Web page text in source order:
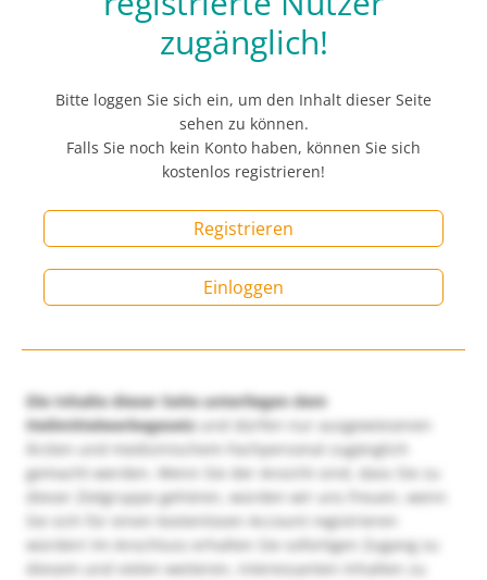
zugänglich!
Bitte loggen Sie sich ein, um den Inhalt dieser Seite
sehen zu können.
Falls Sie noch kein Konto haben, können Sie sich
kostenlos registrieren!
Registrieren
Einloggen
Die Inhalte dieser Seite unterliegen dem
Heilmittelwerbegesetzund dürfen nur ausgewiesenen
Ärzten und medizinischem Fachpersonal zugänglich
gemacht werden. Wenn Sie der Ansicht sind, dass Sie zu
dieser Zielgruppe gehören, würden wir uns freuen, wenn
Sie sich für einen kostenlosen Account registrieren
würden! Im Anschluss erhalten Sie sofortigen Zugang zu
diesem und vielen weiteren, interessanten Inhalten zu